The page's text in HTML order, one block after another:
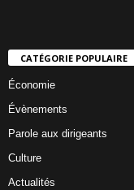
CATÉGORIE POPULAIRE
Économie
Évènements
Parole aux dirigeants
Culture
Actualités